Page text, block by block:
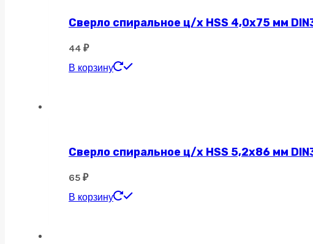
Сверло спиральное ц/х HSS 4,0х75 мм
44 ₽
В корзину
Сверло спиральное ц/х HSS 5,2х86 мм
65 ₽
В корзину